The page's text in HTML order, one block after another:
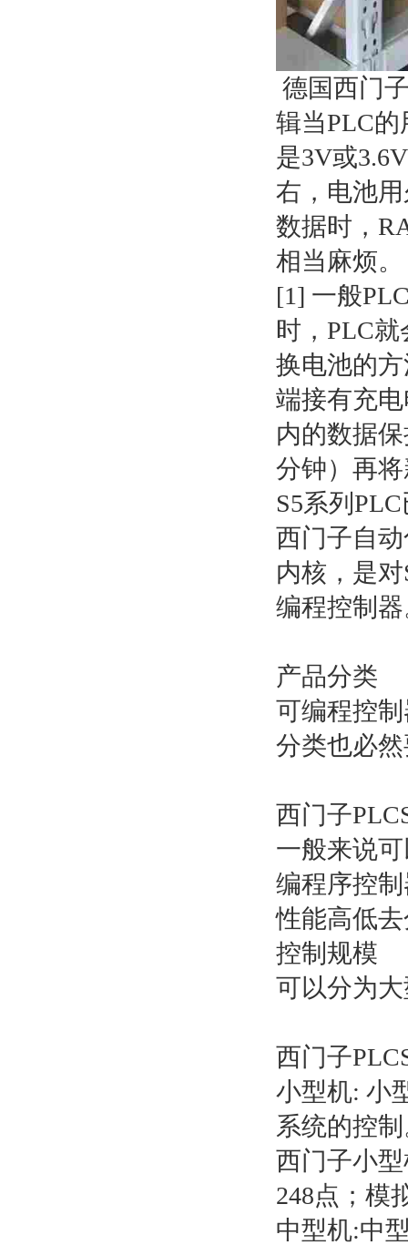
德国西门
辑当PLC
是3V或
右，电池
数据时，
相当麻烦。
[1] 一般
时，PLC
换电池的
端接有充
内的数据
分钟）再
S5系列
西门子自
内核，是
编程控制
产品分类
可编程控
分类也必
西门子
一般来说
编程序控
性能高低
控制规模
可以分为
西门子
小型机: 小
系统的控
西门子小型
248点；模
中型机:中